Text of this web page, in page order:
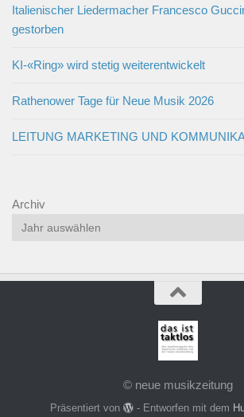
Italienischer Liedermacher Francesco
gestorben
KI-«Ring» wird stetig weiterentwickelt
Rathenower Tage für Neue Musik 2026
LEITUNG MARKETING UND
Archiv
© neue musikzeitung
Präsentiert von - Entworfen mit dem